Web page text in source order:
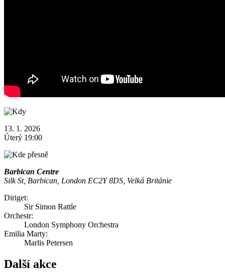
13. 1. 2026
Úterý 19:00
Barbican Centre
Silk St, Barbican, London EC2Y 8DS, Velká Británie
Diriget:
Sir Simon Rattle
Orchestr:
London Symphony Orchestra
Emilia Marty:
Marlis Petersen
Další akce